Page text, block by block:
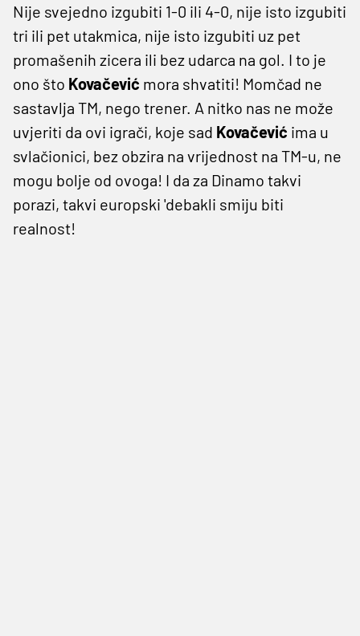
Nije svejedno izgubiti 1-0 ili 4-0, nije isto izgubiti
tri ili pet utakmica, nije isto izgubiti uz pet
promašenih zicera ili bez udarca na gol. I to je
ono što Kovačević mora shvatiti! Momčad ne
sastavlja TM, nego trener. A nitko nas ne može
uvjeriti da ovi igrači, koje sad Kovačević ima u
svlačionici, bez obzira na vrijednost na TM-u, ne
mogu bolje od ovoga! I da za Dinamo takvi
porazi, takvi europski 'debakli smiju biti
realnost!